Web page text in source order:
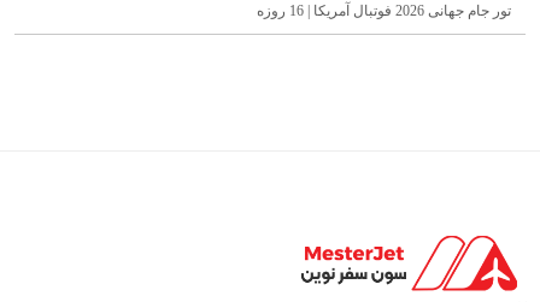
تور جام جهانی 2026 فوتبال آمریکا | 16 روزه